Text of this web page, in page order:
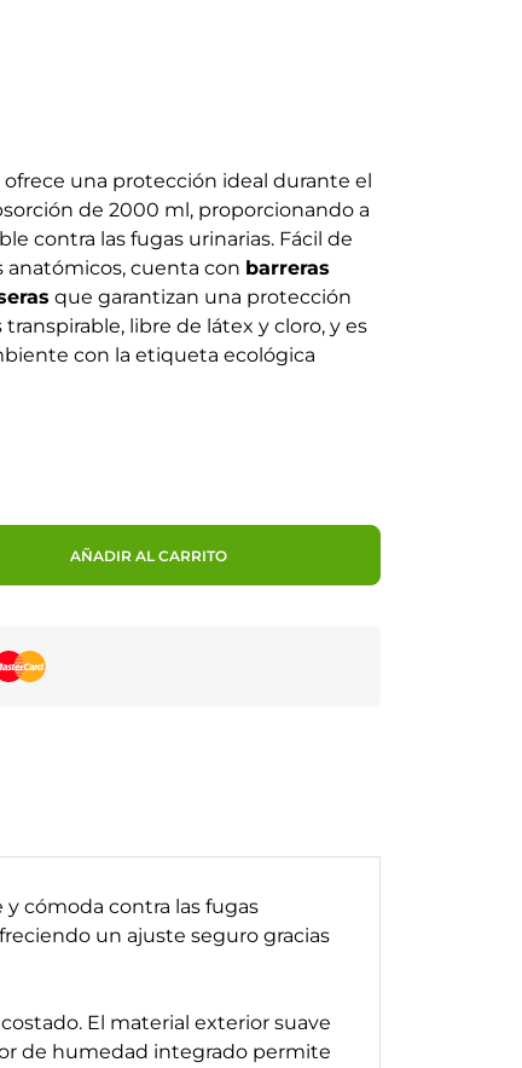
ofrece una protección ideal durante el
de 2000 ml, proporcionando a
contra las fugas urinarias. Fácil de
anatómicos, cuenta con barreras
que garantizan una protección
libre de látex y cloro, y es
con la etiqueta ecológica
AÑADIR AL CARRITO
cómoda contra las fugas
un ajuste seguro gracias
El material exterior suave
de humedad integrado permite